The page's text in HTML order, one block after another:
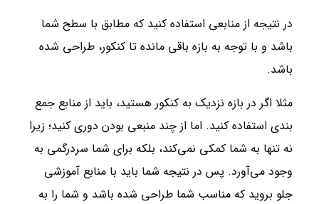
در نتیجه از منابعی استفاده کنید که مطابق با سطح شما
باشد و با توجه به بازه باقی مانده تا کنکور، طراحی شده
باشد.
مثلا اگر در بازه نزدیک به کنکور هستید، باید از منابع جمع
بندی استفاده کنید. اما از چند منبعی بودن دوری کنید؛ زیرا
نه تنها به شما کمکی نمی‌کند، بلکه برای شما سردرگمی به
وجود می‌آورد. پس در نتیجه شما باید با منابع آموزشی
جلو بروید که مناسب شما طراحی شده باشد و شما را به